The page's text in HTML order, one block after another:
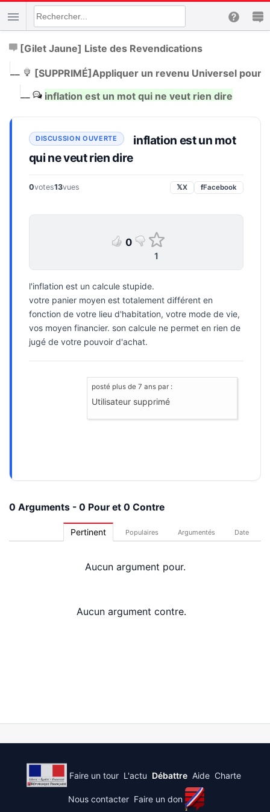
[Gilet Jaune] Liste des Revendications
__ [SUPPRIMÉ]Appliquer un revenu Universel pour
__ inflation est un mot qui ne veut rien dire
inflation est un mot
qui ne veut rien dire
0votes13vues 𝕏X fFacebook
0
1
l'inflation est un calcule stupide.
votre panier moyen est totalement différent en
fonction de votre lieu d'habitation, votre mode de vie,
vos moyen financier. son calcule ne permet en rien de
jugé de votre pouvoir d'achat.
posté plus de 7 ans par :
Utilisateur supprimé
0 Arguments - 0 Pour et 0 Contre
Pertinent Populaires Argumentés Date
Aucun argument pour.
Aucun argument contre.
Faire un tour L'actu Débattre Aide Charte
Nous contacter Faire un don